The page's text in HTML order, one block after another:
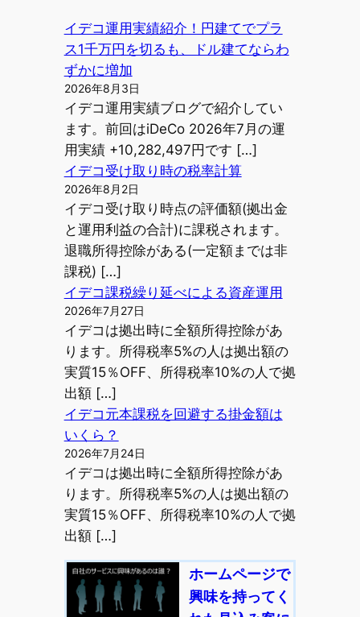
イデコ運用実績紹介！円建てでプラ
ス1千万円を切るも、ドル建てならわ
ずかに増加
2026年8月3日
イデコ運用実績ブログで紹介してい
ます。前回はiDeCo 2026年7月の運
用実績 +10,282,497円です […]
イデコ受け取り時の税率計算
2026年8月2日
イデコ受け取り時点の評価額(拠出金
と運用利益の合計)に課税されます。
退職所得控除がある(一定額までは非
課税) […]
イデコ課税繰り延べによる資産運用
2026年7月27日
イデコは拠出時に全額所得控除があ
ります。所得税率5%の人は拠出額の
実質15％OFF、所得税率10%の人で拠
出額 […]
イデコ元本課税を回避する掛金額は
いくら？
2026年7月24日
イデコは拠出時に全額所得控除があ
ります。所得税率5%の人は拠出額の
実質15％OFF、所得税率10%の人で拠
出額 […]
ホームページで
興味を持ってく